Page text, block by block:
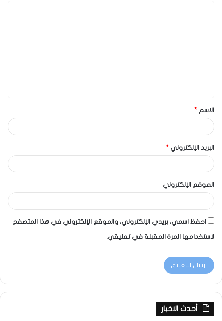
الاسم *
البريد الإلكتروني *
الموقع الإلكتروني
احفظ اسمي، بريدي الإلكتروني، والموقع الإلكتروني في هذا المتصفح
لاستخدامها المرة المقبلة في تعليقي.
أحدث الاخبار